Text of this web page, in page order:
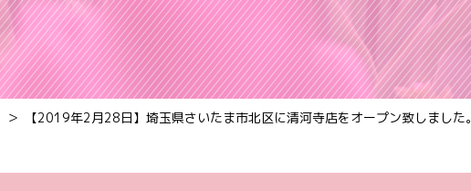
【2019年2月28日】埼玉県さいたま市北区に清河寺店をオープン致しました。